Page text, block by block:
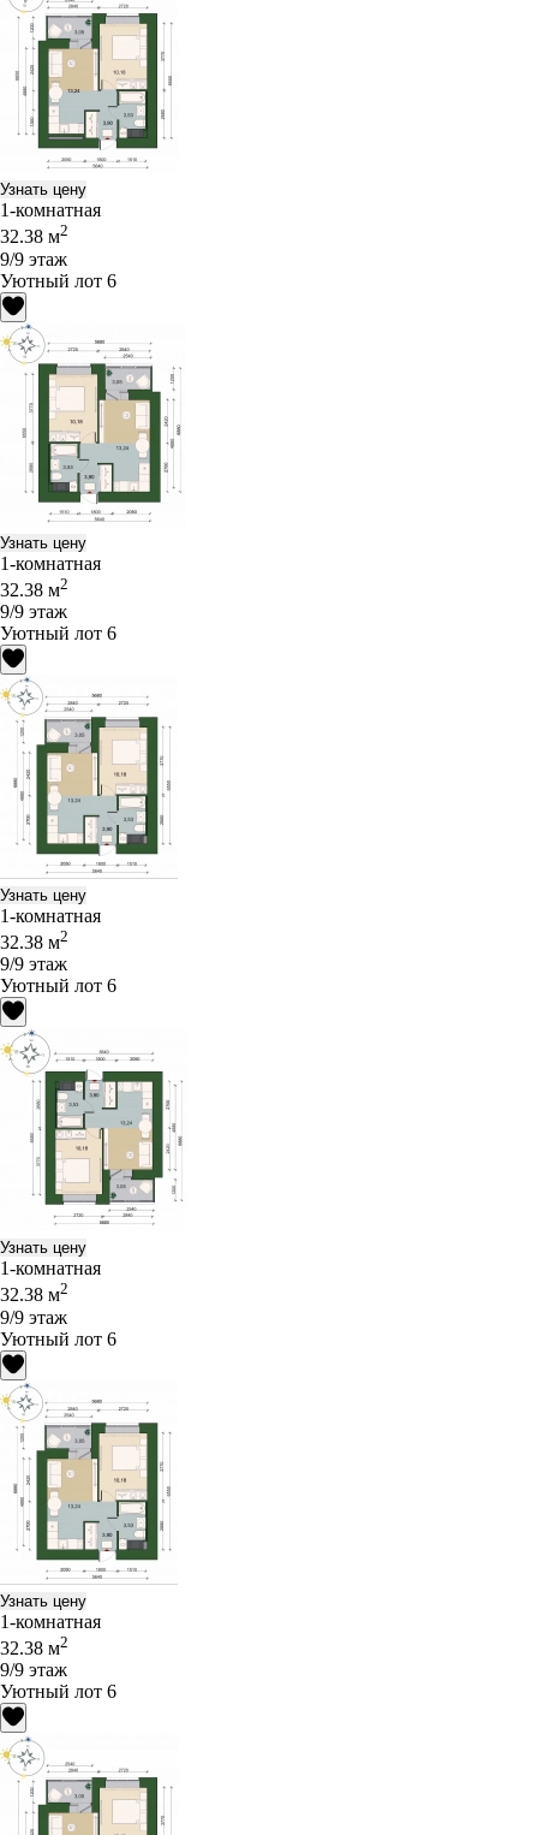
Узнать цену
1-комнатная
32.38 м2
9/9 этаж
Уютный лот 6
Узнать цену
1-комнатная
32.38 м2
9/9 этаж
Уютный лот 6
Узнать цену
1-комнатная
32.38 м2
9/9 этаж
Уютный лот 6
Узнать цену
1-комнатная
32.38 м2
9/9 этаж
Уютный лот 6
Узнать цену
1-комнатная
32.38 м2
9/9 этаж
Уютный лот 6